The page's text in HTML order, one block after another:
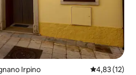
Irpino Priemerné
4,83 (12)